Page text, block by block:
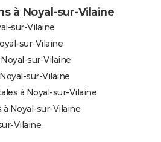
à Noyal-sur-Vilaine
sur-Vilaine
sur-Vilaine
sur-Vilaine
sur-Vilaine
à Noyal-sur-Vilaine
Noyal-sur-Vilaine
Vilaine